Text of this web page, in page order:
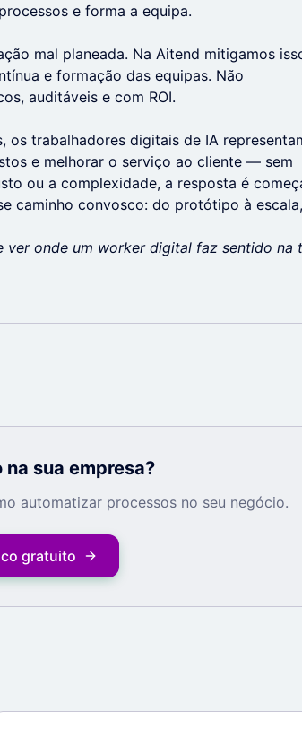
e forma a equipa.
mal planeada. Na Aitend mitigamos
e formação das equipas. Não
auditáveis e com ROI.
os trabalhadores digitais de IA
e melhorar o serviço ao cliente — sem
ou a complexidade, a resposta é
caminho convosco: do protótipo à escala,
onde um worker digital faz sentido na
sua empresa?
automatizar processos no seu negócio.
gratuito